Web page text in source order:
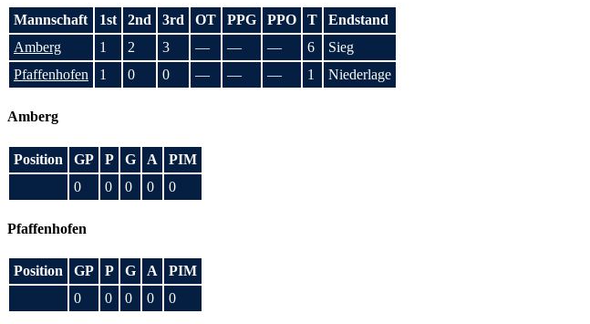
Mannschaft 1st 2nd 3rd OT PPG PPO T
Endstand
Amberg
1 2 3 — — — 6
Sieg
Pfaffenhofen
1 0 0 — — — 1 Niederlage
Amberg
Position GP P G A
PIM
0
0 0 0 0
Pfaffenhofen
Position GP P G A
PIM
0
0 0 0 0